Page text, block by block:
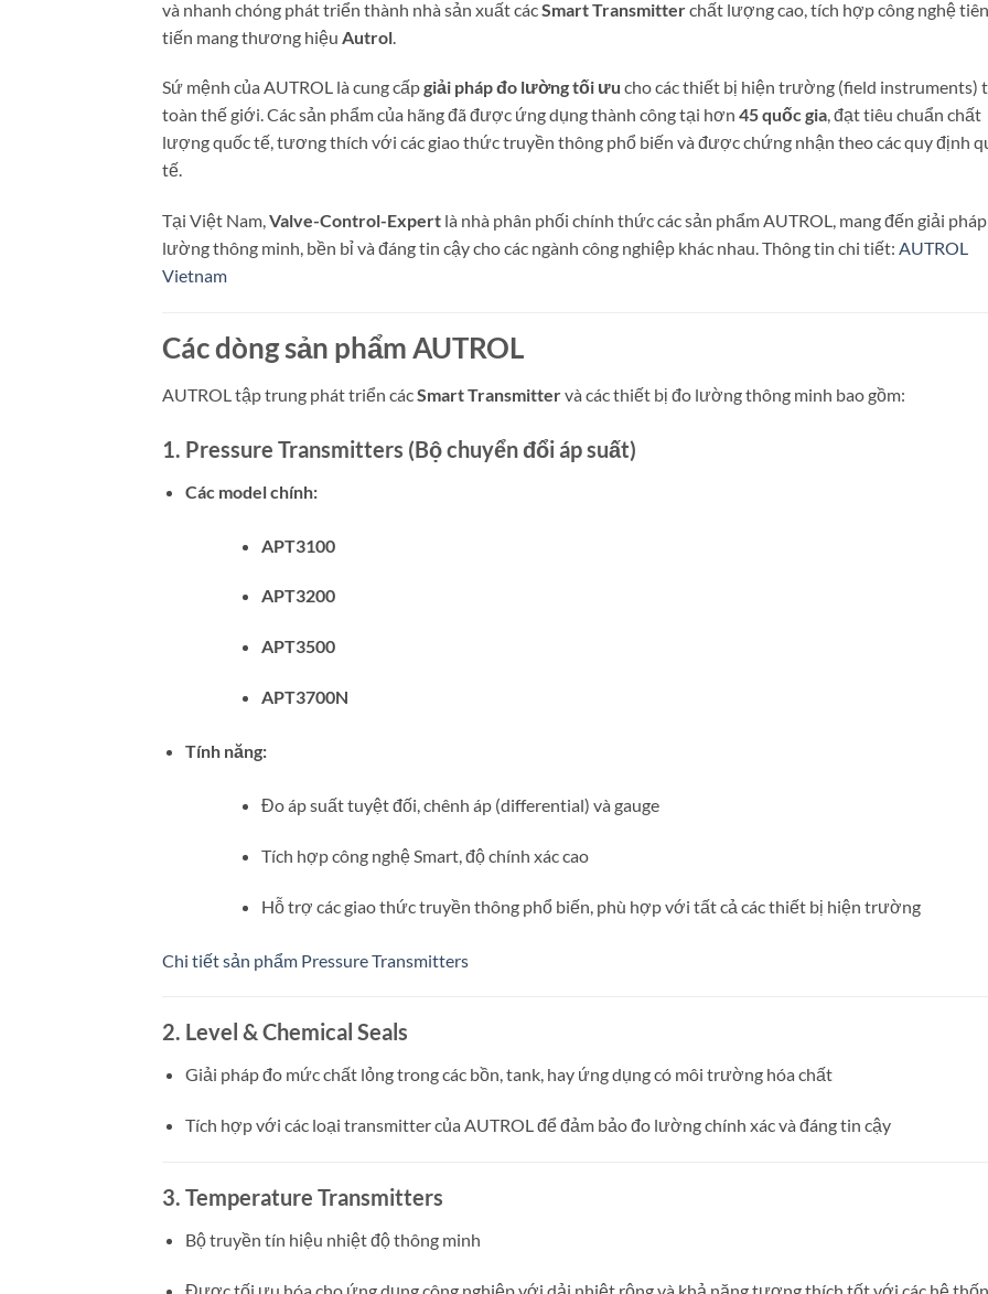
và nhanh chóng phát triển thành nhà sản xuất cácSmart Transmitterchất lượng cao, tích hợp công nghệ tiên
tiến mang thương hiệu Autrol
Sứ mệnh của AUTROL là cung cấpgiải pháp đo lường tối ưu cho các thiết bị hiện trường (field instruments)
toàn thế giới. Các sản phẩm của hãng đã được ứng dụng thành công tại hơn 45 quốc gia, đạt tiêu chuẩn chất
lượng quốc tế, tương thích với các giao thức truyền thông phổ biến và được chứng nhận theo các quy định
tế.
Tại Việt Nam,Valve-Control-Expert là nhà phân phối chính thức các sản phẩm AUTROL, mang đến giải
lường thông minh, bền bỉ và đáng tin cậy cho các ngành công nghiệp khác nhau. Thông tin chi tiết: AUTROL
Vietnam
Các dòng sản phẩm AUTROL
AUTROL tập trung phát triển cácSmart Transmittervà các thiết bị đo lường thông minh bao gồm:
1. Pressure Transmitters (Bộ chuyển đổi áp suất)
Các model chính:
APT3100
APT3200
APT3500
APT3700N
Tính năng:
Đo áp suất tuyệt đối, chênh áp (differential) và gauge
Tích hợp công nghệ Smart, độ chính xác cao
Hỗ trợ các giao thức truyền thông phổ biến, phù hợp với tất cả các thiết bị hiện trường
Chi tiết sản phẩm Pressure Transmitters
2. Level & Chemical Seals
Giải pháp đo mức chất lỏng trong các bồn, tank, hay ứng dụng có môi trường hóa chất
Tích hợp với các loại transmitter của AUTROL để đảm bảo đo lường chính xác và đáng tin cậy
3. Temperature Transmitters
Bộ truyền tín hiệu nhiệt độ thông minh